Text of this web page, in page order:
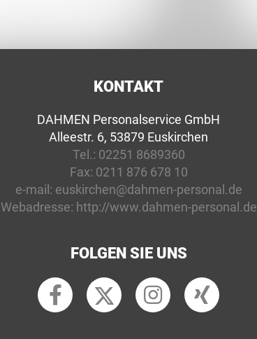
KONTAKT
DAHMEN Personalservice GmbH
Alleestr. 6, 53879 Euskirchen
Tel.: 02251 8689360
Fax: 0211 876 678 10
e-mail: euskirchen@dahmen-personal.de
Webadresse: http://www.dahmen-personal.de
FOLGEN SIE UNS